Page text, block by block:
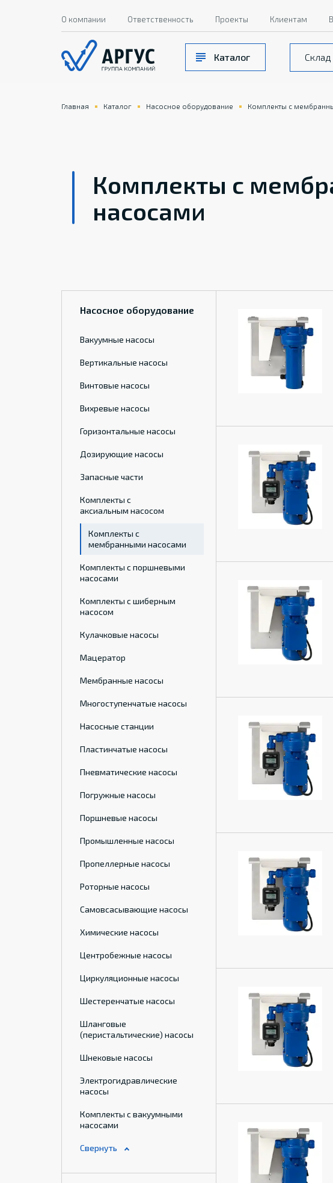
Каталог Склад
О компании Ответственность Проекты Клиентам
Главная Каталог Насосное оборудование Комплекты с
Комплекты с
насосами
Насосное оборудование
Вакуумные насосы
Вертикальные насосы
Винтовые насосы
Вихревые насосы
Горизонтальные насосы
Дозирующие насосы
Запасные части
Комплекты с
аксиальным насосом
Комплекты с
мембранными насосами
Комплекты с поршневыми
насосами
Комплекты с шиберным
насосом
Кулачковые насосы
Мацератор
Мембранные насосы
Многоступенчатые насосы
Насосные станции
Пластинчатые насосы
Пневматические насосы
Погружные насосы
Поршневые насосы
Промышленные насосы
Пропеллерные насосы
Роторные насосы
Самовсасывающие насосы
Химические насосы
Центробежные насосы
Циркуляционные насосы
Шестеренчатые насосы
Шланговые
(перистальтические) насосы
Шнековые насосы
Электрогидравлические
насосы
Комплекты с вакуумными
насосами